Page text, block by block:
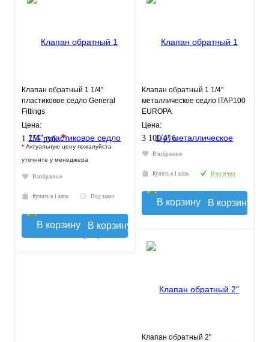
Клапан обратный 1 1/4"
пластиковое седло General
Fittings
Цена:
1 755 руб.*
* Актуальную цену пожалуйста
уточните у менеджера
В избранное
Купить в 1 клик Под заказ
В корзину
Клапан обратный 1 1/4"
металлическое седло ITAP100
EUROPA
Цена:
3 100 руб.
В избранное
Купить в 1 клик В наличии
В корзину
Клапан обратный 2"